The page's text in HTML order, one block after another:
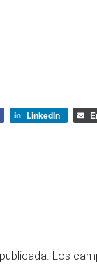
LinkedIn
Los